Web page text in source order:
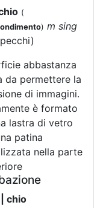
(
) m sing
abbastanza
da permettere la
di immagini.
è formato
lastra di vetro
patina
nella parte
chio